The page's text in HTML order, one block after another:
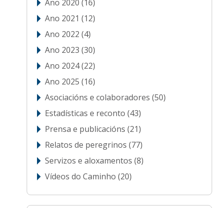
Ano 2020 (16)
Ano 2021 (12)
Ano 2022 (4)
Ano 2023 (30)
Ano 2024(22)
Ano 2025 (16)
Asociacións e colaboradores (50)
Estadísticas e reconto (43)
Prensa e publicacións (21)
Relatos de peregrinos (77)
Servizos e aloxamentos (8)
Vídeos do Caminho (20)